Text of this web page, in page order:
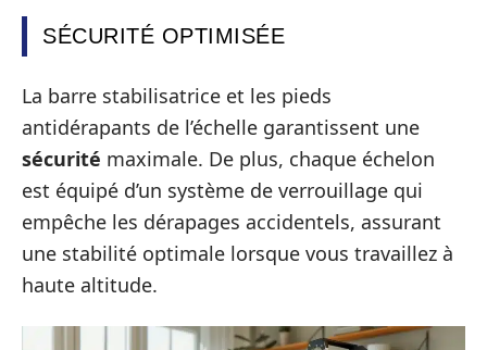
SÉCURITÉ OPTIMISÉE
La barre stabilisatrice et les pieds
antidérapants de l’échelle garantissent une
sécurité maximale. De plus, chaque échelon
est équipé d’un système de verrouillage qui
empêche les dérapages accidentels, assurant
une stabilité optimale lorsque vous travaillez à
haute altitude.